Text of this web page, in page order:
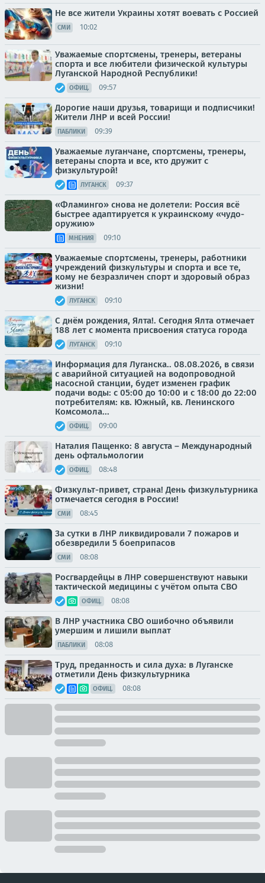
Не все жители Украины хотят воевать с Россией
СМИ 10:02
Уважаемые спортсмены, тренеры, ветераны
спорта и все любители физической культуры
Луганской Народной Республики!
ОФИЦ. 09:57
Дорогие наши друзья, товарищи и подписчики!
Жители ЛНР и всей России!
ПАБЛИКИ 09:39
Уважаемые луганчане, спортсмены, тренеры,
ветераны спорта и все, кто дружит с
физкультурой!
ЛУГАНСК 09:37
«Фламинго» снова не долетели: Россия всё
быстрее адаптируется к украинскому «чудо-
оружию»
МНЕНИЯ 09:10
Уважаемые спортсмены, тренеры, работники
учреждений физкультуры и спорта и все те,
кому не безразличен спорт и здоровый образ
жизни!
ЛУГАНСК 09:10
С днём рождения, Ялта!. Сегодня Ялта отмечает
188 лет с момента присвоения статуса города
ЛУГАНСК 09:10
Информация для Луганска.. 08.08.2026, в связи
с аварийной ситуацией на водопроводной
насосной станции, будет изменен график
подачи воды: с 05:00 до 10:00 и с 18:00 до 22:00
потребителям: кв. Южный, кв. Ленинского
Комсомола...
ОФИЦ. 09:00
Наталия Пащенко: 8 августа – Международный
день офтальмологии
ОФИЦ. 08:48
Физкульт-привет, страна! День физкультурника
отмечается сегодня в России!
СМИ 08:45
За сутки в ЛНР ликвидировали 7 пожаров и
обезвредили 5 боеприпасов
СМИ 08:08
Росгвардейцы в ЛНР совершенствуют навыки
тактической медицины с учётом опыта СВО
ОФИЦ. 08:08
В ЛНР участника СВО ошибочно объявили
умершим и лишили выплат
ПАБЛИКИ 08:08
Труд, преданность и сила духа: в Луганске
отметили День физкультурника
ОФИЦ. 08:08